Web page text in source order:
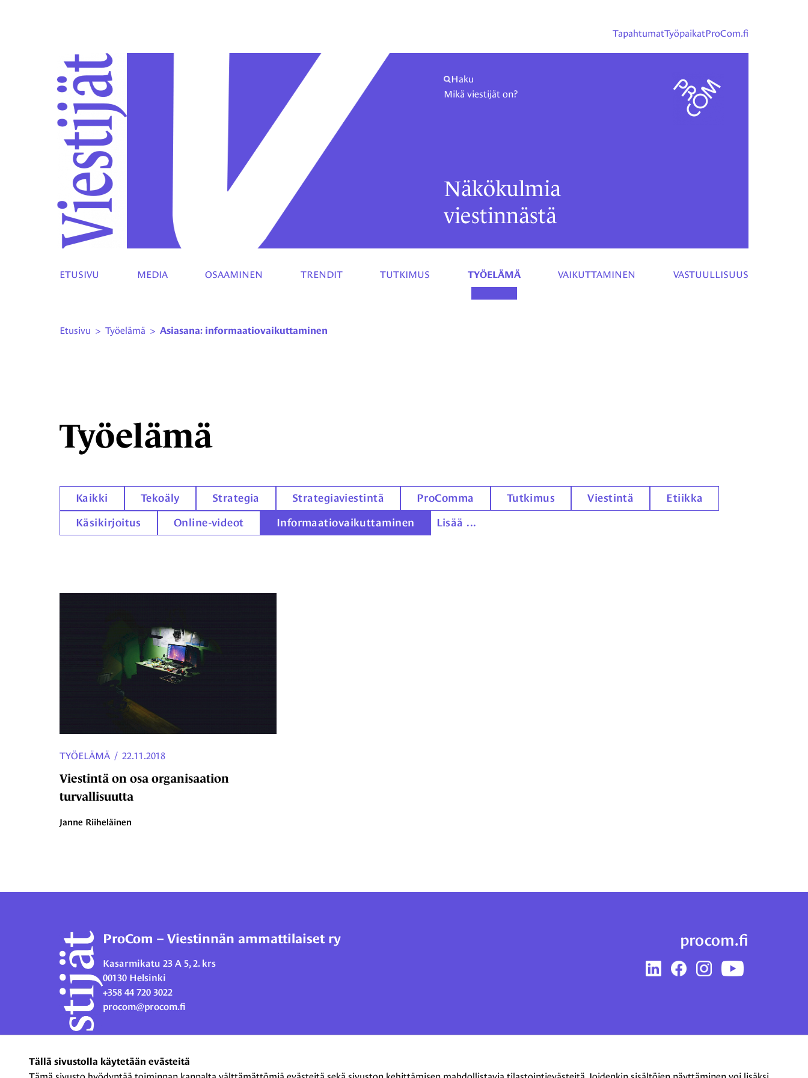
Tällä sivustolla käytetään evästeitä
TapahtumatTyöpaikatProCom.fi
Näkökulmia
viestinnästä
Haku
Mikä viestijät on?
ETUSIVU MEDIA OSAAMINEN TRENDIT TUTKIMUS TYÖELÄMÄ VAIKUTTAMINEN VASTUULLISUUS
Etusivu > Työelämä > Asiasana: informaatiovaikuttaminen
Työelämä
Kaikki Tekoäly Strategia Strategiaviestintä ProComma Tutkimus Viestintä Etiikka
Käsikirjoitus Online-videot Informaatiovaikuttaminen Lisää ...
Viestintä on osa organisaation
turvallisuutta
TYÖELÄMÄ / 22.11.2018
Janne Riiheläinen
ProCom – Viestinnän ammattilaiset ry
Kasarmikatu 23 A 5, 2. krs
00130 Helsinki
+358 44 720 3022
procom@procom.fi
procom.fi
LinkedInFacebookInstagramYouTube